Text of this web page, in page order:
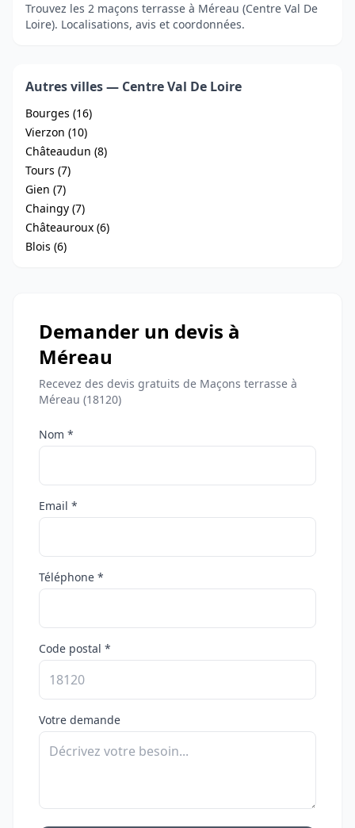
Trouvez les 2 maçons terrasse à Méreau (Centre Val De
Loire). Localisations, avis et coordonnées.
Autres villes — Centre Val De Loire
Bourges (16)
Vierzon (10)
Châteaudun (8)
Tours (7)
Gien (7)
Chaingy (7)
Châteauroux (6)
Blois (6)
Demander un devis à
Méreau
Recevez des devis gratuits de Maçons terrasse à
Méreau (18120)
Nom *
Email *
Téléphone *
Code postal *
Votre demande